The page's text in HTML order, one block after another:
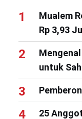
Mualem
Rp 3,93
untuk
25